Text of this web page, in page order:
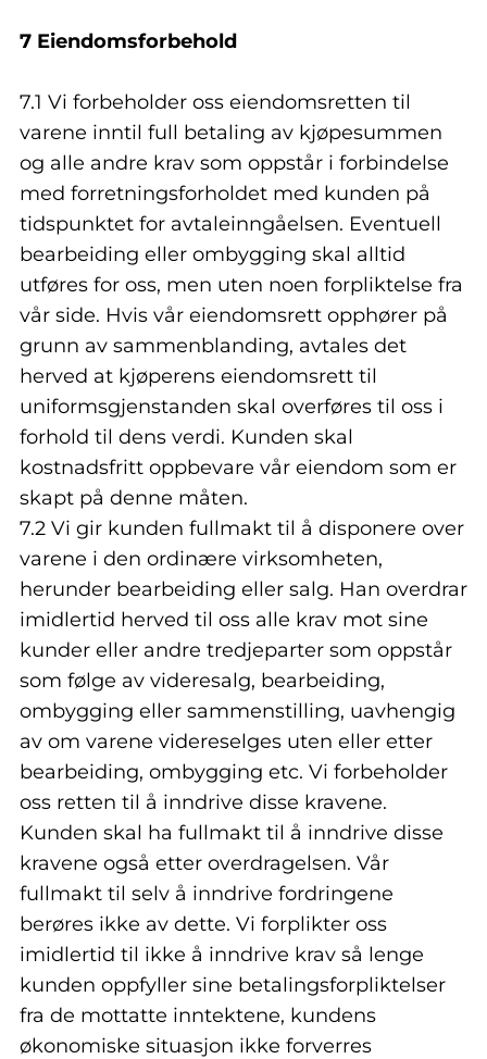
7 Eiendomsforbehold
7.1 Vi forbeholder oss eiendomsretten til
varene inntil full betaling av kjøpesummen
og alle andre krav som oppstår i forbindelse
med forretningsforholdet med kunden på
tidspunktet for avtaleinngåelsen. Eventuell
bearbeiding eller ombygging skal alltid
utføres for oss, men uten noen forpliktelse fra
vår side. Hvis vår eiendomsrett opphører på
grunn av sammenblanding, avtales det
herved at kjøperens eiendomsrett til
uniformsgjenstanden skal overføres til oss i
forhold til dens verdi. Kunden skal
kostnadsfritt oppbevare vår eiendom som er
skapt på denne måten.
7.2 Vi gir kunden fullmakt til å disponere over
varene i den ordinære virksomheten,
herunder bearbeiding eller salg. Han overdrar
imidlertid herved til oss alle krav mot sine
kunder eller andre tredjeparter som oppstår
som følge av videresalg, bearbeiding,
ombygging eller sammenstilling, uavhengig
av om varene videreselges uten eller etter
bearbeiding, ombygging etc. Vi forbeholder
oss retten til å inndrive disse kravene.
Kunden skal ha fullmakt til å inndrive disse
kravene også etter overdragelsen. Vår
fullmakt til selv å inndrive fordringene
berøres ikke av dette. Vi forplikter oss
imidlertid til ikke å inndrive krav så lenge
kunden oppfyller sine betalingsforpliktelser
fra de mottatte inntektene, kundens
økonomiske situasjon ikke forverres